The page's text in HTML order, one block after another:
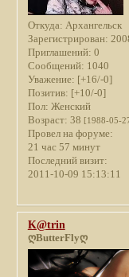
Откуда: Архангельск
Зарегистрирован:
Приглашений: 0
Сообщений: 1040
Уважение: [+16/-0]
Позитив: [+10/-0]
Пол: Женский
Возраст: 38 [1988-05-
Провел на форуме:
21 час 57 минут
Последний визит:
2011-10-09 15:13:11
K@trin
ღButterFlyღ